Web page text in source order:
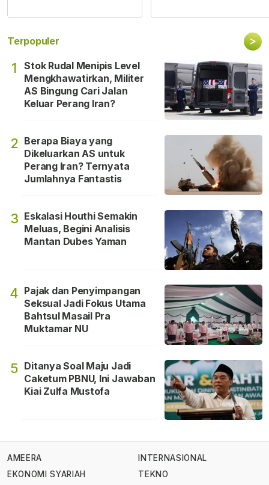
Terpopuler >
1
Stok Rudal Menipis Level
Mengkhawatirkan, Militer
AS Bingung Cari Jalan
Keluar Perang Iran?
2 Berapa Biaya yang
Dikeluarkan AS untuk
Perang Iran? Ternyata
Jumlahnya Fantastis
3 Eskalasi Houthi Semakin
Meluas, Begini Analisis
Mantan Dubes Yaman
4 Pajak dan Penyimpangan
Seksual Jadi Fokus Utama
Bahtsul Masail Pra
Muktamar NU
5 Ditanya Soal Maju Jadi
Caketum PBNU, Ini Jawaban
Kiai Zulfa Mustofa
AMEERA
EKONOMI SYARIAH
INTERNASIONAL
TEKNO